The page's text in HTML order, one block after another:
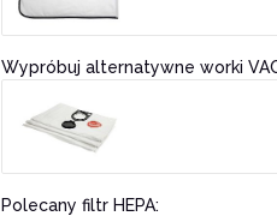
Wypróbuj alternatywne worki
Polecany filtr HEPA: